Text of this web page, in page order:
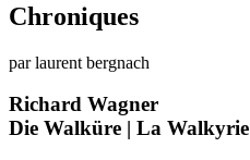
Chroniques
par laurent bergnach
Richard Wagner
Die Walküre | La Walkyrie